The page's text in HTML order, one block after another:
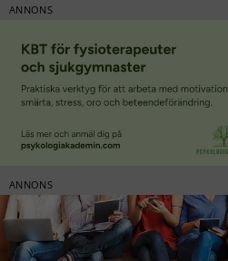
ANNONS
ANNONS